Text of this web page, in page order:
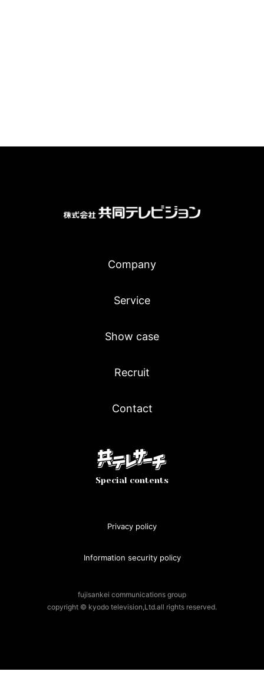
Company
Service
Show case
Recruit
Contact
Special contents
Privacy policy
Information security policy
fujisankei communications group
copyright © kyodo television,Ltd.all rights reserved.